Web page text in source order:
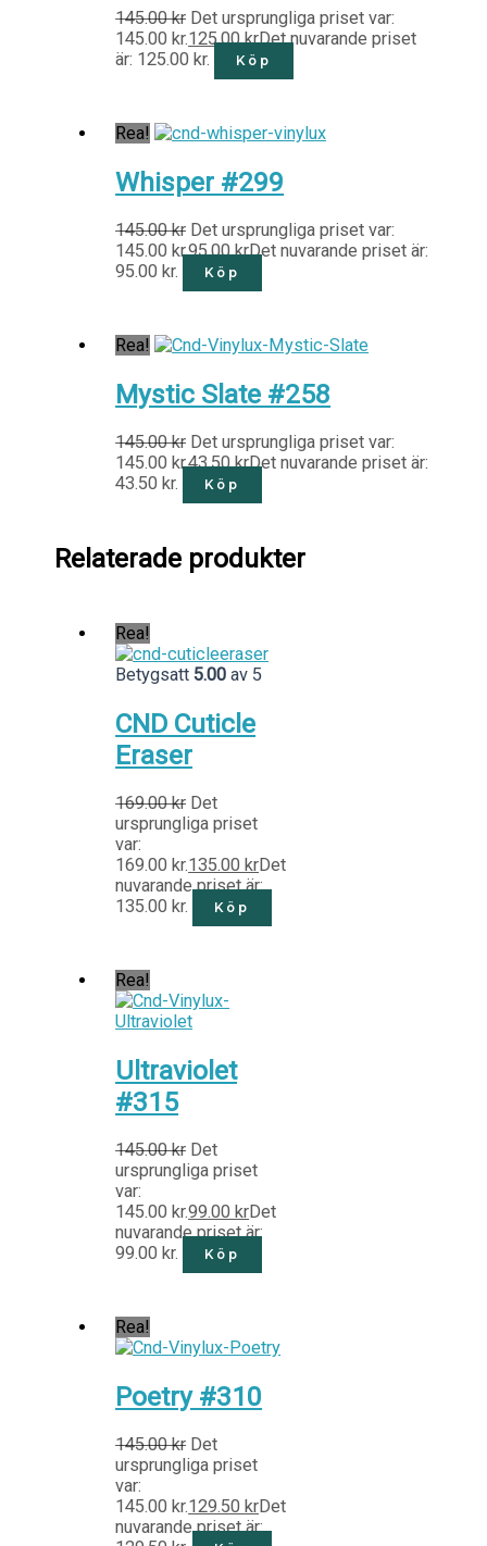
145.00kr Det ursprungliga priset var:
145.00 kr.125.00krDet nuvarande priset
är: 125.00 kr.
Köp
Rea!
Whisper #299
145.00kr Det ursprungliga priset var:
145.00 kr.95.00krDet nuvarande priset är:
95.00 kr.
Köp
Rea!
Mystic Slate #258
145.00kr Det ursprungliga priset var:
145.00 kr.43.50krDet nuvarande priset är:
43.50 kr.
Köp
Relaterade produkter
Rea!
Betygsatt5.00 av 5
CND Cuticle
Eraser
169.00kr Det
ursprungliga priset
var:
169.00 kr.135.00krDet
nuvarande priset är:
135.00 kr.
Köp
Rea!
Ultraviolet
#315
145.00kr Det
ursprungliga priset
var:
145.00 kr.99.00krDet
nuvarande priset är:
99.00 kr.
Köp
Rea!
Poetry #310
145.00kr Det
ursprungliga priset
var:
145.00 kr.129.50 krDet
nuvarande priset är: